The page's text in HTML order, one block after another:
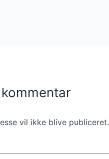
vil ikke blive publiceret.